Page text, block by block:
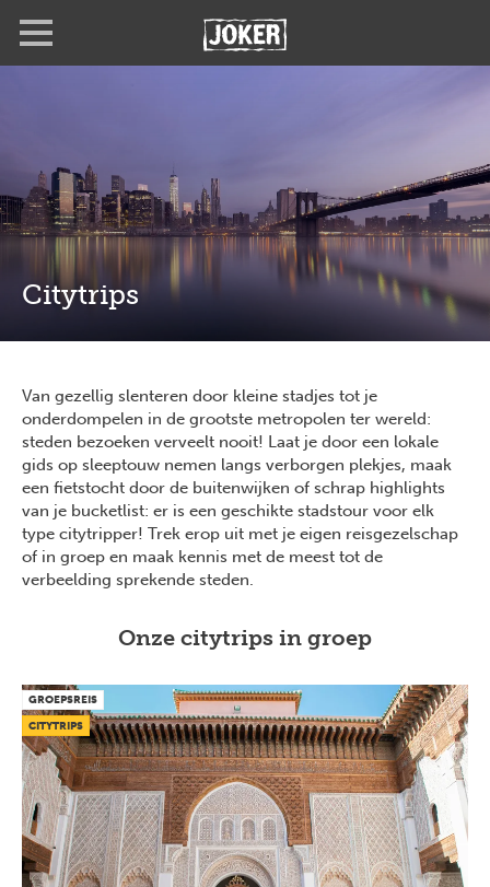
Citytrips
Van gezellig slenteren door kleine stadjes tot je
onderdompelen in de grootste metropolen ter wereld:
steden bezoeken verveelt nooit! Laat je door een lokale
gids op sleeptouw nemen langs verborgen plekjes, maak
een fietstocht door de buitenwijken of schrap highlights
van je bucketlist: er is een geschikte stadstour voor elk
type citytripper! Trek erop uit met je eigen reisgezelschap
of in groep en maak kennis met de meest tot de
verbeelding sprekende steden.
Onze citytrips in groep
GROEPSREIS
CITYTRIPS